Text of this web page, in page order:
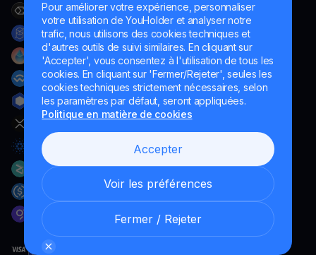
Pour améliorer votre expérience, personnaliser
votre utilisation de YouHolder et analyser notre
trafic, nous utilisons des cookies techniques et
d'autres outils de suivi similaires. En cliquant sur
'Accepter', vous consentez à l'utilisation de tous les
cookies. En cliquant sur 'Fermer/Rejeter', seules les
cookies techniques strictement nécessaires, selon
les paramètres par défaut, seront appliquées.
Politique en matière de cookies
Accepter
Voir les préférences
Fermer / Rejeter